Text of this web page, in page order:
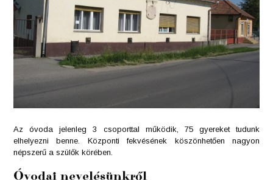
Az óvoda jelenleg 3 csoporttal működik, 75 gyereket tudunk
elhelyezni benne. Központi fekvésének köszönhetően nagyon
népszerű a szülők körében.
Óvodai nevelésünkről